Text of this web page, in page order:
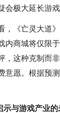
会极大延长游戏
，《亡灵大道
内商城将仅限
，这种克制而
意愿。根据预
示与游戏产业的